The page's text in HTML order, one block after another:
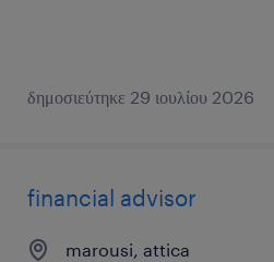
δημοσιεύτηκε 29 ιουλίου 2026
financial advisor
marousi, attica